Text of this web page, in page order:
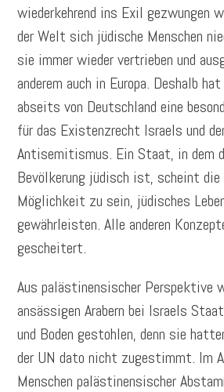
wiederkehrend ins Exil gezwungen
der Welt sich jüdische Menschen
sie immer wieder vertrieben und
anderem auch in Europa. Deshalb hat
abseits von Deutschland eine
für das Existenzrecht Israels und
Antisemitismus. Ein Staat, in dem
Bevölkerung jüdisch ist, scheint die
Möglichkeit zu sein, jüdisches
gewährleisten. Alle anderen
gescheitert.
Aus palästinensischer Perspektive
ansässigen Arabern bei Israels
und Boden gestohlen, denn sie
der UN dato nicht zugestimmt. Im
Menschen palästinensischer